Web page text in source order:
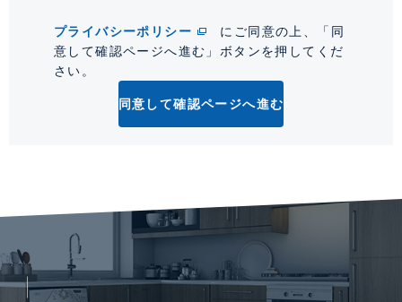
*「交通/駅徒歩」とは、当該物件の最寄駅(路線)、バス停、およびそこまでの徒歩所要
時間を表示します。
プライバシーポリシー
にご同意の上、「同
意して確認ページへ進む」ボタンを押してくだ
さい。
同意して確認ページへ進む